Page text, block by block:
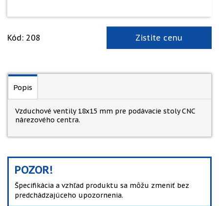
Kód: 208 Zistite cenu
Popis
Vzduchové ventily 18x15 mm pre podávacie stoly CNC
nárezového centra.
POZOR!
Špecifikácia a vzhľad produktu sa môžu zmeniť bez
predchádzajúceho upozornenia.